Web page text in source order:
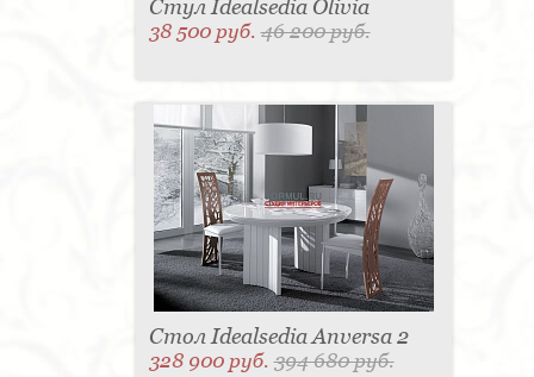
Стул Idealsedia Olivia
38 500 руб.46 200 руб.
Стол Idealsedia Anversa 2
328 900 руб.394 680 руб.